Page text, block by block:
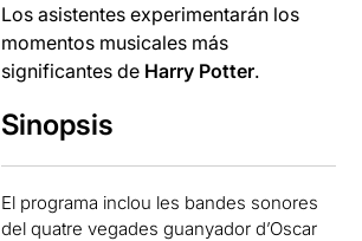
Los asistentes experimentarán los
momentos musicales más
significantes de Harry Potter.
Sinopsis
El programa inclou les bandes sonores
del quatre vegades guanyador d’Oscar